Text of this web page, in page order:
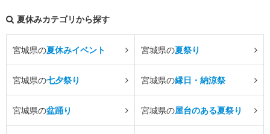
夏休みカテゴリから探す
宮城県の夏休みイベント 宮城県の夏祭り
宮城県の七夕祭り 宮城県の縁日・納涼祭
宮城県の盆踊り 宮城県の屋台のある夏祭り